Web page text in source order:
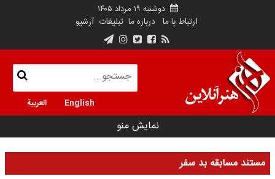
دوشنبه ۱۹ مرداد ۱۴۰۵
ارتباط با ما درباره ما تبلیغات آرشیو
English العربية
نمایش منو
مستند مسابقه بد سفر